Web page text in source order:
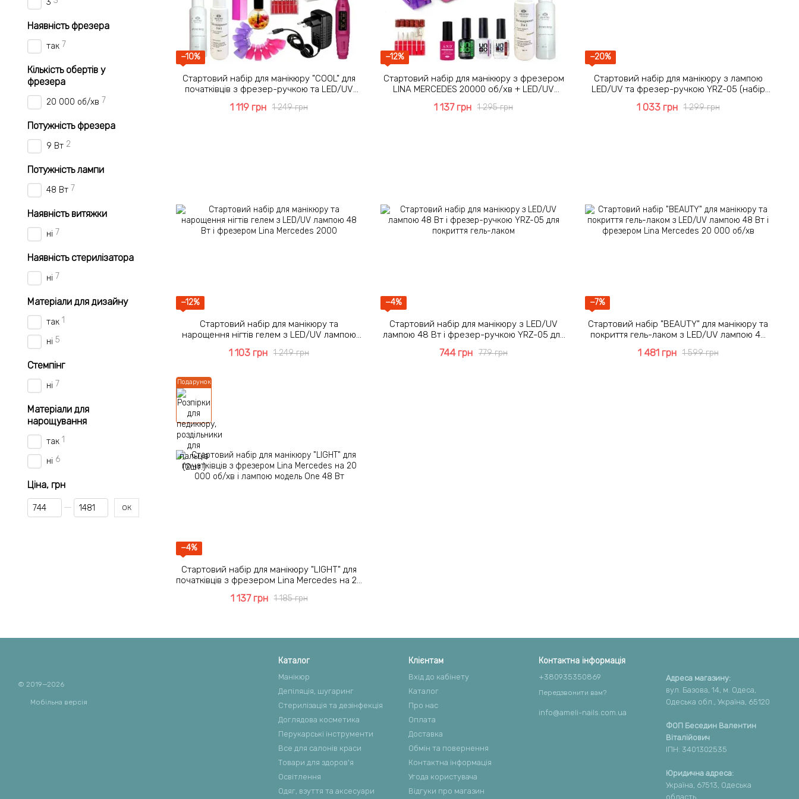
−10%
Стартовий набір для манікюру "COOL" для
початківців з фрезер-ручкою та LED/UV
1 249 грн
1 119 грн
−12%
Стартовий набір для манікюру з фрезером
LINA MERCEDES 20000 об/хв + LED/UV
1 295 грн
1 137 грн
−20%
Стартовий набір для манікюру з лампою
LED/UV та фрезер-ручкою YRZ-05 (набір
1 299 грн
1 033 грн
−12%
Стартовий набір для манікюру та
нарощення нігтів гелем з LED/UV лампою
1 249 грн
1 103 грн
−4%
Стартовий набір для манікюру з LED/UV
лампою 48 Вт і фрезер-ручкою YRZ-05 для
779 грн
744 грн
−7%
Стартовий набір "BEAUTY" для манікюру та
покриття гель-лаком з LED/UV лампою 48
1 599 грн
1 481 грн
Подарунок
−4%
Стартовий набір для манікюру "LIGHT" для
початківців з фрезером Lina Mercedes на 20
1 185 грн
1 137 грн
3
Наявність фрезера
так 7
Кількість обертів у
фрезера
20 000 об/хв 7
Потужність фрезера
9 Вт 2
Потужність лампи
48 Вт 7
Наявність витяжки
ні 7
Наявність стерилізатора
ні 7
Матеріали для дизайну
так 1
ні 5
Стемпінг
ні 7
Матеріали для
нарощування
так 1
ні 6
Ціна, грн
Від Ціна, грн
До Ціна, грн ОК
© 2019—2026
Мобільна версія
Каталог
Манікюр
Депіляція, шугаринг
Стерилізація та дезінфекція
Доглядова косметика
Перукарські інструменти
Все для салонів краси
Товари для здоров'я
Освітлення
Одяг, взуття та аксесуари
Клієнтам
Вхід до кабінету
Каталог
Про нас
Оплата
Доставка
Обмін та повернення
Контактна інформація
Угода користувача
Відгуки про магазин
Контактна інформація
+380935350869
Передзвонити вам?
info@ameli-nails.com.ua
Адреса магазину:
вул. Базова, 14, м. Одеса,
Одеська обл., Україна, 65120
ФОП Беседин Валентин
Віталійович
ІПН: 3401302535
Юридична адреса:
Україна, 67513, Одеська
область,